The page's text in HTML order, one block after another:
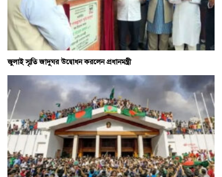
জুলাই স্মৃতি জাদুঘর উদ্বোধন করলেন প্রধানমন্ত্রী